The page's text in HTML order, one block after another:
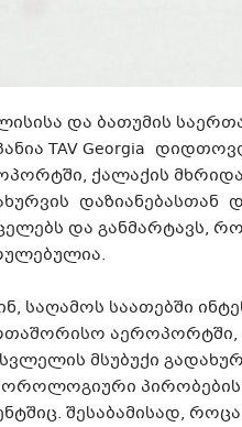
და ბათუმის
TAV Georgia
ქალაქის
დაზიანებასთან
და განმარტავს,
საღამოს საათებში
აეროპორტში,
მსუბუქი
პირობების
შესაბამისად,